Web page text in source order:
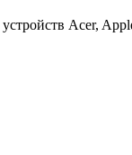
Acer,